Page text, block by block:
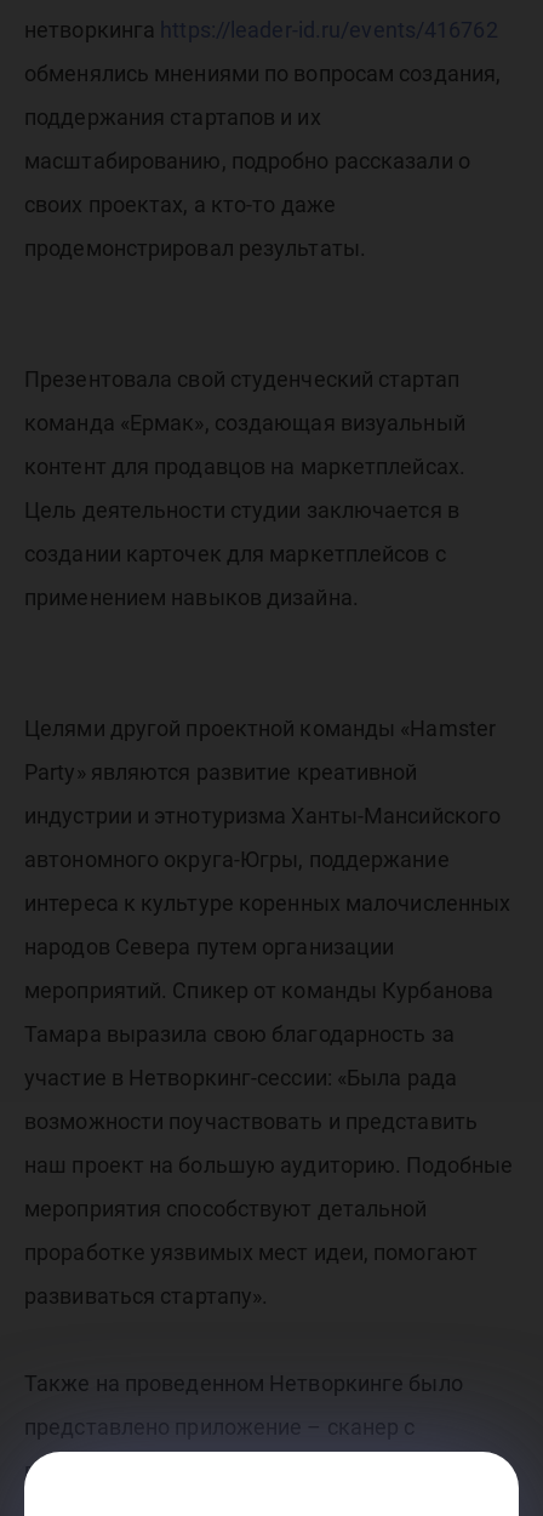
нетворкинга https://leader-id.ru/events/416762
обменялись мнениями по вопросам создания,
поддержания стартапов и их
масштабированию, подробно рассказали о
своих проектах, а кто-то даже
продемонстрировал результаты.
Презентовала свой студенческий стартап
команда «Ермак», создающая визуальный
контент для продавцов на маркетплейсах.
Цель деятельности студии заключается в
создании карточек для маркетплейсов с
применением навыков дизайна.
Целями другой проектной команды «Hamster
Party» являются развитие креативной
индустрии и этнотуризма Ханты-Мансийского
автономного округа-Югры, поддержание
интереса к культуре коренных малочисленных
народов Севера путем организации
мероприятий. Спикер от команды Курбанова
Тамара выразила свою благодарность за
участие в Нетворкинг-сессии: «Была рада
возможности поучаствовать и представить
наш проект на большую аудиторию. Подобные
мероприятия способствуют детальной
проработке уязвимых мест идеи, помогают
развиваться стартапу».
Также на проведенном Нетворкинге было
представлено приложение – сканер с
голосовым помощником для получения